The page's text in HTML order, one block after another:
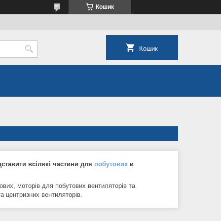
Кошик
Кошик
всілякі частини для побутових и
моторів для побутових вентиляторів та
центризних вентиляторів.